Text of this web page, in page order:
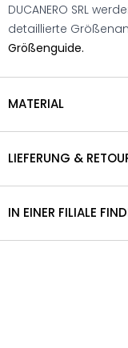
DUCANERO SRL
detaillierte
Größenguide.
MATERIAL
LIEFERUNG &
IN EINER FILIALE